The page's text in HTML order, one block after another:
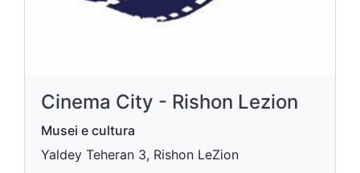
Cinema City - Rishon Lezion
Musei e cultura
Yaldey Teheran 3, Rishon LeZion